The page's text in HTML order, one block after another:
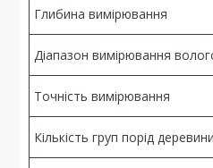
Глибина вимірювання
Діапазон вимірювання
Точність вимірювання
Кількість груп порід деревини